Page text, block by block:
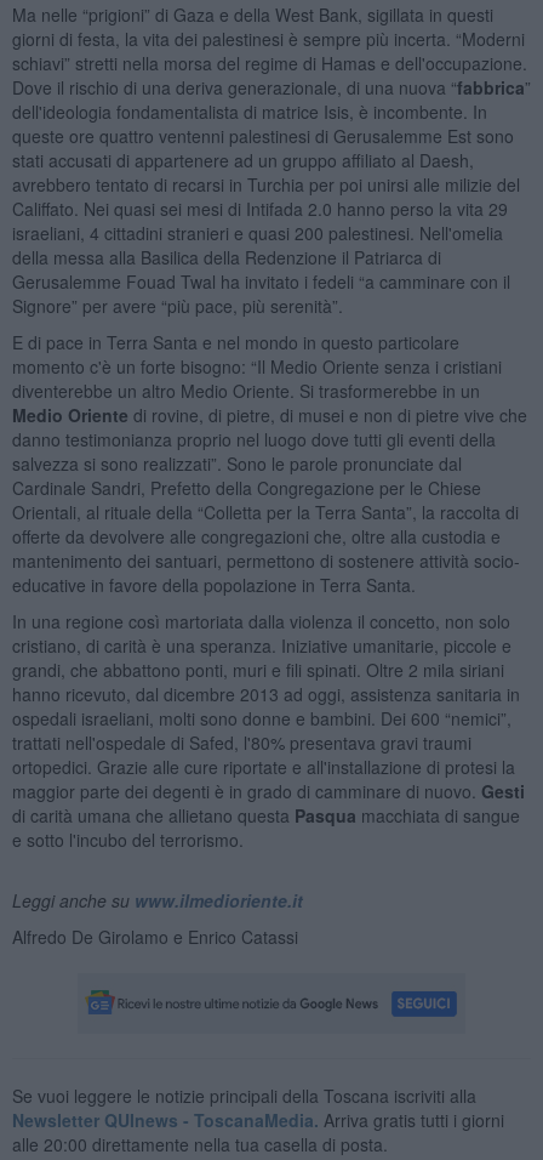
Ma nelle “prigioni” di Gaza e della West Bank, sigillata in questi
giorni di festa, la vita dei palestinesi è sempre più incerta. “Moderni
schiavi” stretti nella morsa del regime di Hamas e dell'occupazione.
Dove il rischio di una deriva generazionale, di una nuova “fabbrica”
dell'ideologia fondamentalista di matrice Isis, è incombente. In
queste ore quattro ventenni palestinesi di Gerusalemme Est sono
stati accusati di appartenere ad un gruppo affiliato al Daesh,
avrebbero tentato di recarsi in Turchia per poi unirsi alle milizie del
Califfato. Nei quasi sei mesi di Intifada 2.0 hanno perso la vita 29
israeliani, 4 cittadini stranieri e quasi 200 palestinesi. Nell'omelia
della messa alla Basilica della Redenzione il Patriarca di
Gerusalemme Fouad Twal ha invitato i fedeli “a camminare con il
Signore” per avere “più pace, più serenità”.
E di pace in Terra Santa e nel mondo in questo particolare
momento c'è un forte bisogno: “Il Medio Oriente senza i cristiani
diventerebbe un altro Medio Oriente. Si trasformerebbe in un
Medio Oriente di rovine, di pietre, di musei e non di pietre vive che
danno testimonianza proprio nel luogo dove tutti gli eventi della
salvezza si sono realizzati”. Sono le parole pronunciate dal
Cardinale Sandri, Prefetto della Congregazione per le Chiese
Orientali, al rituale della “Colletta per la Terra Santa”, la raccolta di
offerte da devolvere alle congregazioni che, oltre alla custodia e
mantenimento dei santuari, permettono di sostenere attività socio-
educative in favore della popolazione in Terra Santa.
In una regione così martoriata dalla violenza il concetto, non solo
cristiano, di carità è una speranza. Iniziative umanitarie, piccole e
grandi, che abbattono ponti, muri e fili spinati. Oltre 2 mila siriani
hanno ricevuto, dal dicembre 2013 ad oggi, assistenza sanitaria in
ospedali israeliani, molti sono donne e bambini. Dei 600 “nemici”,
trattati nell'ospedale di Safed, l'80% presentava gravi traumi
ortopedici. Grazie alle cure riportate e all'installazione di protesi la
maggior parte dei degenti è in grado di camminare di nuovo. Gesti
di carità umana che allietano questa Pasqua macchiata di sangue
e sotto l'incubo del terrorismo.
Leggi anche su www.ilmedioriente.it
Alfredo De Girolamo e Enrico Catassi
Se vuoi leggere le notizie principali della Toscana iscriviti alla
Newsletter QUInews - ToscanaMedia. Arriva gratis tutti i giorni
alle 20:00 direttamente nella tua casella di posta.